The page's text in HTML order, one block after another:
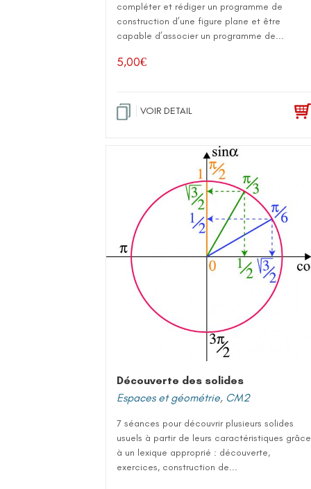
compléter et rédiger un programme de
construction d’une figure plane et être
capable d’associer un programme de...
5,00€
VOIR DETAIL
Découverte des solides
Espaces et géométrie, CM2
7 séances pour découvrir plusieurs solides
usuels à partir de leurs caractéristiques grâce
à un lexique approprié : découverte,
exercices, construction de...